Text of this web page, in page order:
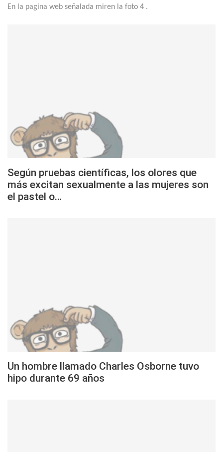
En la pagina web señalada miren la foto 4 .
Según pruebas científicas, los olores que
más excitan sexualmente a las mujeres son
el pastel o…
Un hombre llamado Charles Osborne tuvo
hipo durante 69 años